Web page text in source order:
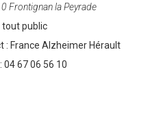
Frontignan la Peyrade
tout public
: France Alzheimer Hérault
04 67 06 56 10